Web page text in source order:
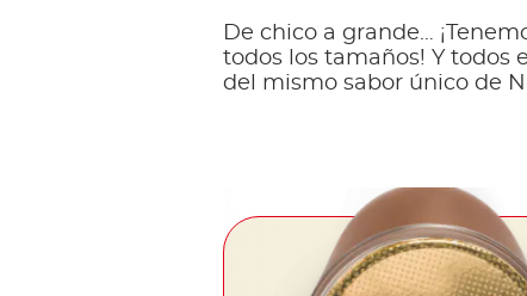
De chico a grande…
todos los tamaños! Y todos
del mismo sabor único de